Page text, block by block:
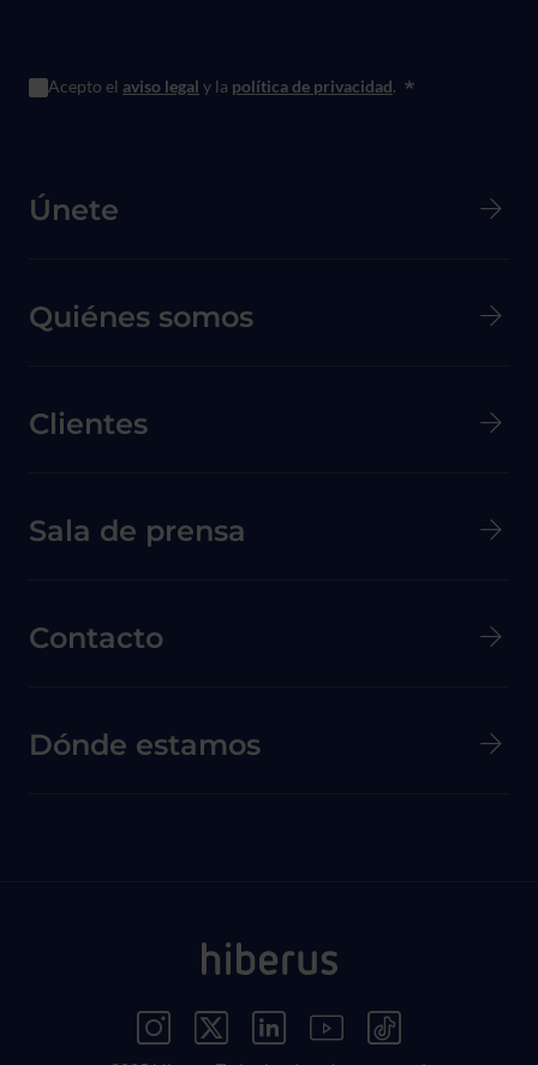
Acepto el aviso legal y la política de privacidad. *
Menú principal de Pie de página
Únete
Quiénes somos
Clientes
Menú secundario de pie de página
Sala de prensa
Contacto
Dónde estamos
Menú Redes Sociales